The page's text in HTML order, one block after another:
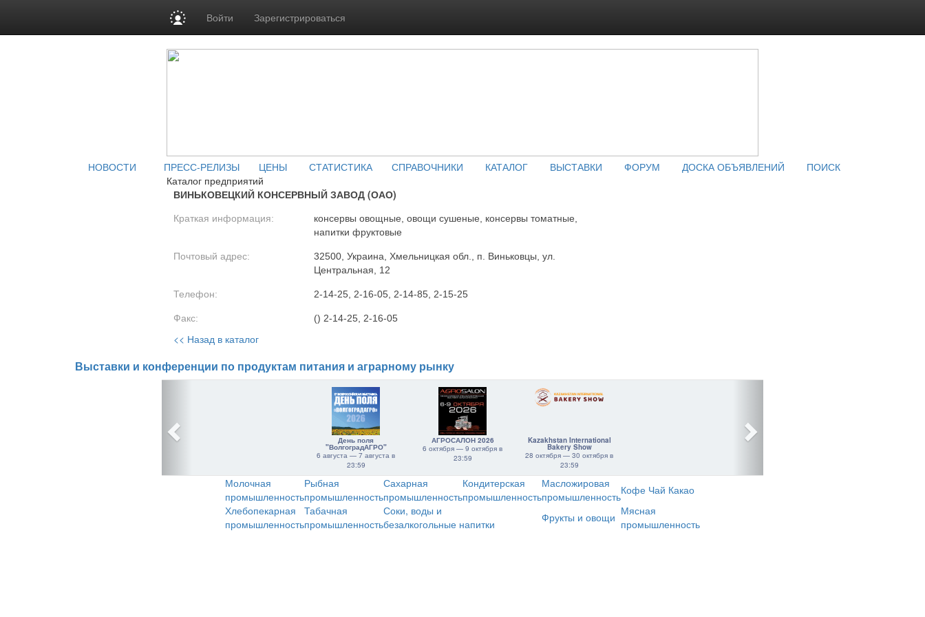
Войти Зарегистрироваться
НОВОСТИ ПРЕСС-РЕЛИЗЫ ЦЕНЫ СТАТИСТИКА СПРАВОЧНИКИ КАТАЛОГ ВЫСТАВКИ ФОРУМ ДОСКА ОБЪЯВЛЕНИЙ
ПОИСК
Каталог предприятий
ВИНЬКОВЕЦКИЙ КОНСЕРВНЫЙ ЗАВОД (ОАО)
Краткая информация:
консервы овощные, овощи сушеные, консервы томатные,
напитки фруктовые
Почтовый адрес:
32500, Украина, Хмельницкая обл., п. Виньковцы, ул.
Центральная, 12
Телефон: 2-14-25, 2-16-05, 2-14-85, 2-15-25
Факс: () 2-14-25, 2-16-05
<< Назад в каталог
Выставки и конференции по продуктам питания и аграрному рынку
День поля
"ВолгоградАГРО"
6 августа — 7 августа в
23:59
АГРОСАЛОН 2026
6 октября — 9 октября в
23:59
Kazakhstan International
Bakery Show
28 октября — 30 октября в
23:59
Молочная
промышленность
Рыбная
промышленность
Сахарная
промышленность
Кондитерская
промышленность
Масложировая
промышленностьКофе Чай Какао
Хлебопекарная
промышленность
Табачная
промышленность
Соки, воды и
безалкогольные напитки
Фрукты и овощи Мясная
промышленность